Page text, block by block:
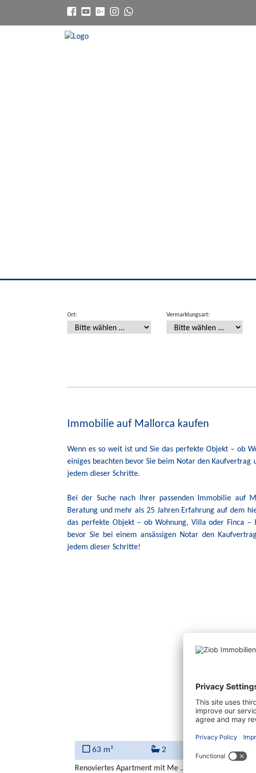
Ort: Vermarktungsart:
Immobilie auf Mallorca kaufen
Wenn es so weit ist und Sie das perfekte Objekt – ob
einiges beachten bevor Sie beim Notar den
jedem dieser Schritte.
Bei der Suche nach Ihrer passenden Immobilie auf
Beratung und mehr als 25 Jahren Erfahrung auf dem
das perfekte Objekt – ob Wohnung, Villa oder Finca –
bevor Sie bei einem ansässigen Notar den
jedem dieser Schritte!
63 m² 2 2
Renoviertes Apartment mit Me ...